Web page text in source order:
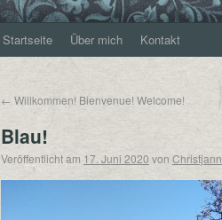
Startseite Über mich Kontakt
← Willkommen! Bienvenue! Welcome!
Blau!
Veröffentlicht am 17. Juni 2020 von Christjann